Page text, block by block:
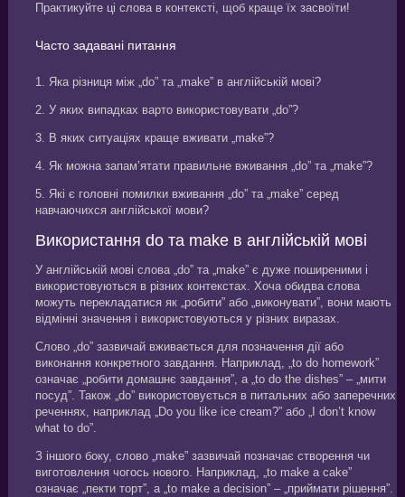
Практикуйте ці слова в контексті, щоб краще їх засвоїти!
Часто задавані питання
1. Яка різниця між „do” та „make” в англійській мові?
2. У яких випадках варто використовувати „do”?
3. В яких ситуаціях краще вживати „make”?
4. Як можна запам’ятати правильне вживання „do” та „make”?
5. Які є головні помилки вживання „do” та „make” серед
навчаючихся англійської мови?
Використання do та make в англійській мові
У англійській мові слова „do” та „make” є дуже поширеними і
використовуються в різних контекстах. Хоча обидва слова
можуть перекладатися як „робити” або „виконувати”, вони мають
відмінні значення і використовуються у різних виразах.
Слово „do” зазвичай вживається для позначення дії або
виконання конкретного завдання. Наприклад, „to do homework”
означає „робити домашнє завдання”, а „to do the dishes” – „мити
посуд”. Також „do” використовується в питальних або заперечних
реченнях, наприклад „Do you like ice cream?” або „I don’t know
what to do”.
З іншого боку, слово „make” зазвичай позначає створення чи
виготовлення чогось нового. Наприклад, „to make a cake”
означає „пекти торт”, а „to make a decision” – „приймати рішення”.